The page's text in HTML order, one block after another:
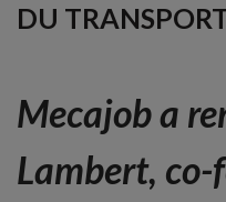
DU
Mecajob a
Lambert,